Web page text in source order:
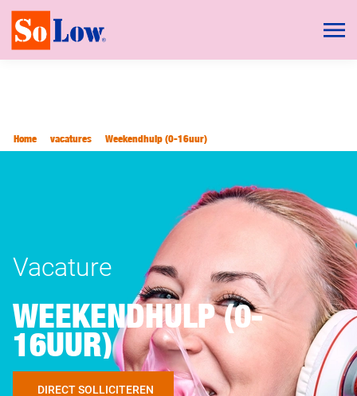
Home vacatures Weekendhulp (0-16uur)
Vacature
WEEKENDHULP (0-
16UUR)
DIRECT SOLLICITEREN